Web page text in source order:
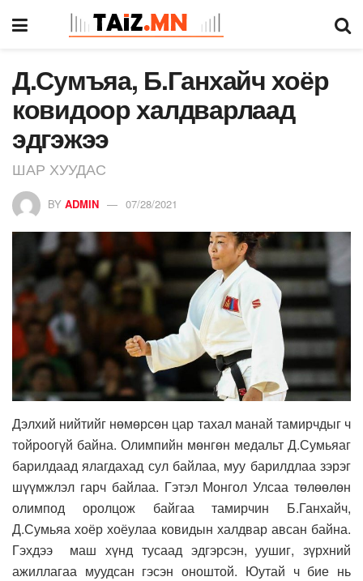
Д.Сумъяа, Б.Ганхайч хоёр
ковидоор халдварлаад
эдгэжээ
ШАР ХУУДАС
BY ADMIN 07/28/2021
Дэлхий нийтийг нөмөрсөн цар тахал манай тамирчдыг ч
тойроогүй байна. Олимпийн мөнгөн медальт Д.Сумьяаг
барилдаад ялагдахад сул байлаа, муу барилдлаа зэрэг
шүүмжлэл гарч байлаа. Гэтэл Монгол Улсаа төлөөлөн
олимпод оролцож байгаа тамирчин Б.Ганхайч,
Д.Сумьяа хоёр хоёулаа ковидын халдвар авсан байна.
Гэхдээ маш хүнд тусаад эдгэрсэн, уушиг, зүрхний
ажиллагаа муудсан гэсэн оноштой. Юутай ч бие нь